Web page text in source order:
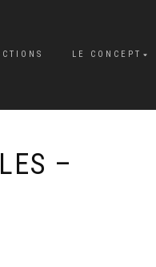
LE CONCEPT
–